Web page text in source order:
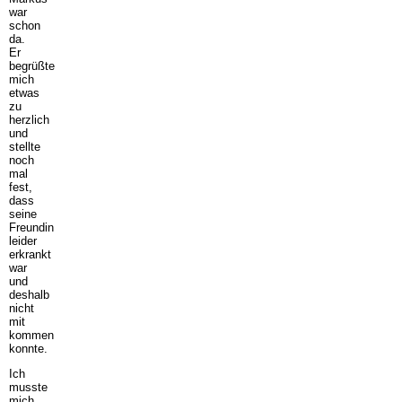
war
schon
da.
Er
begrüßte
mich
etwas
zu
herzlich
und
stellte
noch
mal
fest,
dass
seine
Freundin
leider
erkrankt
war
und
deshalb
nicht
mit
kommen
konnte.
Ich
musste